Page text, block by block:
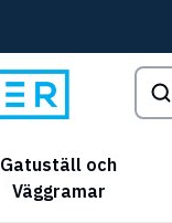
Gatuställ och
Väggramar